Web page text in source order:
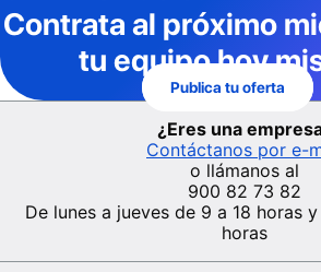
Contrata al próximo
tu equipo hoy
Publica tu oferta
¿Eres una
Contáctanos por e-
o llámanos al
900 82 73 82
De lunes a jueves de 9 a 18 horas
horas